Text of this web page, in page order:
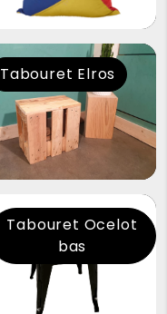
Tabouret Elros
Tabouret Ocelot
bas